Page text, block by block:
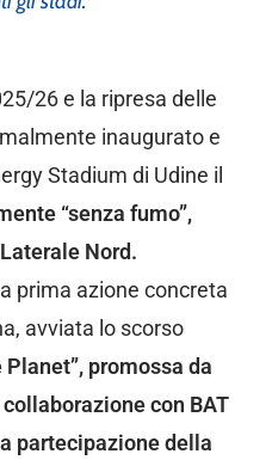
26 e la ripresa delle
inaugurato e
Stadium di Udine il
“senza fumo”,
Nord.
prima azione concreta
avviata lo scorso
Planet”, promossa da
con BAT
partecipazione della